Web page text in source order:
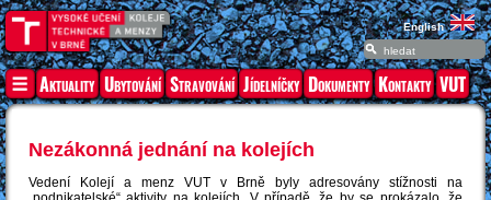
English
Aktuality Ubytování Stravování Jídelníčky Dokumenty Kontakty VUT
Nezákonná jednání na kolejích
Vedení Kolejí a menz VUT v Brně byly adresovány stížnosti na